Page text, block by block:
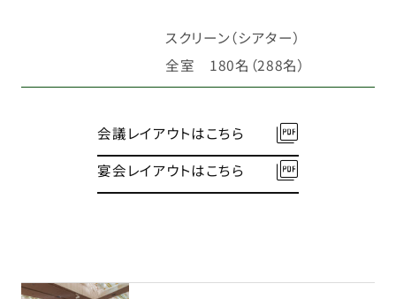
スクリーン（シアター）
全室 180名（288名）
会議レイアウトはこちら
宴会レイアウトはこちら